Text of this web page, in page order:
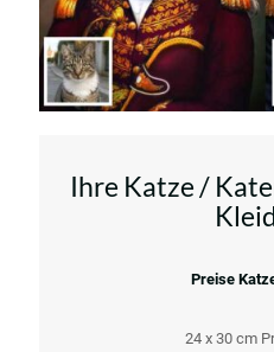
Ihre Katze /
Preise
24 x 30 cm